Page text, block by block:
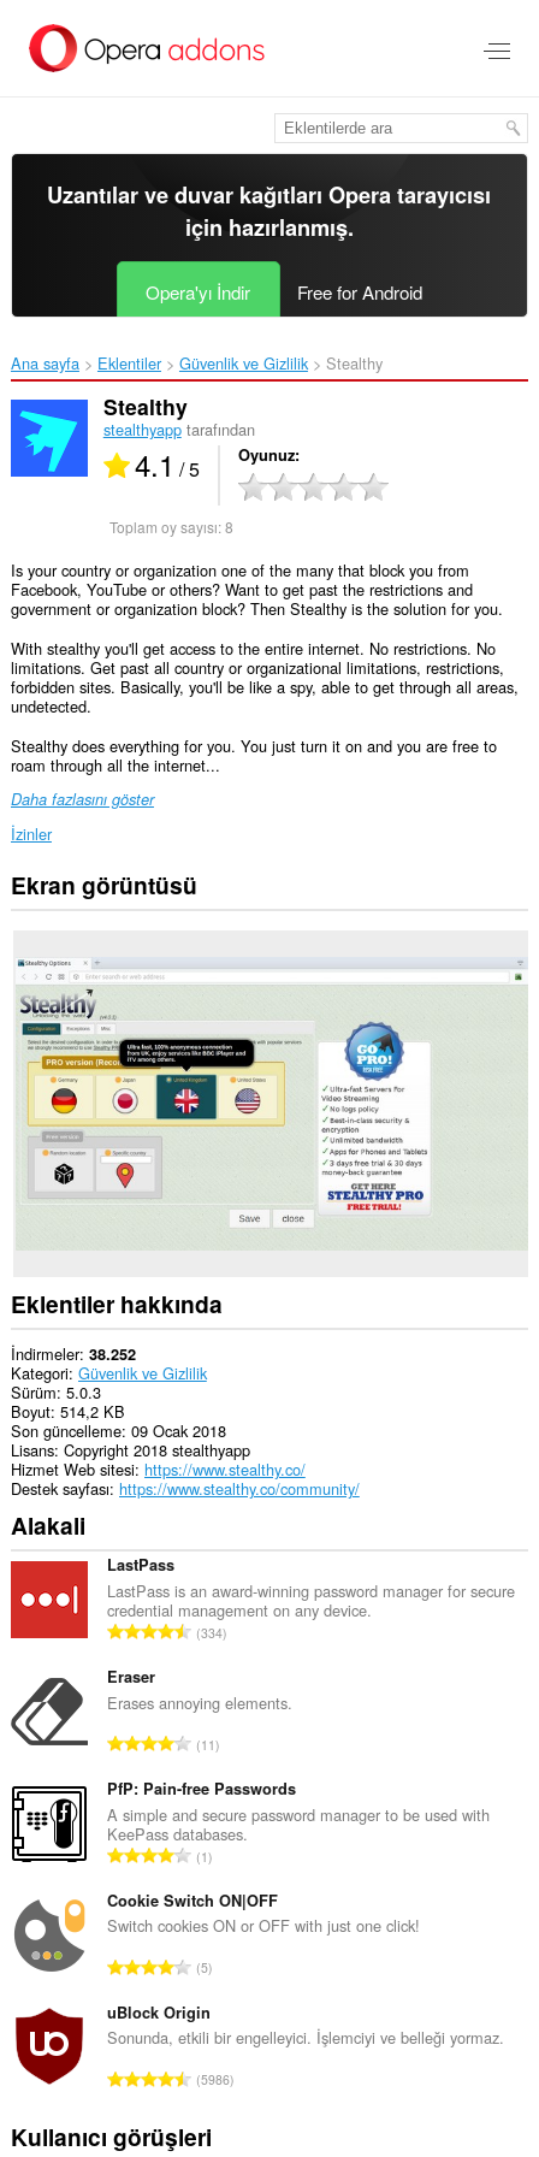
içeriğe
Uzantılar ve duvar kağıtlarıOpera tarayıcısı
için hazırlanmış.
Opera'yı İndir Free for Android
Ana sayfa Eklentiler Güvenlik ve Gizlilik Stealthy‎
Stealthy
stealthyapptarafından
4.1 / 5 Oyunuz
Toplam oy sayısı:8
Is your country or organization one of the many that block you from
Facebook, YouTube or others? Want to get past the restrictions and
government or organization block? Then Stealthy is the solution for you.
With stealthy you'll get access to the entire internet. No restrictions. No
limitations. Get past all country or organizational limitations, restrictions,
forbidden sites. Basically, you'll be like a spy, able to get through all areas,
undetected.
Stealthy does everything for you. You just turn it on and you are free to
roam through all the internet...
Daha fazlasını göster
İzinler
Bu
eklenti,
sitelerindeki
verilerinize
erişebilir.
Bu
eklenti,
vekil
sunucusu
ayarlarınıza
erişebilir.
Ekran görüntüsü
Eklentiler hakkında
İndirmeler 38.252
Kategori Güvenlik ve Gizlilik
Sürüm 5.0.3
Boyut 514,2 KB
Son güncelleme 09 Ocak 2018
Lisans Copyright 2018 stealthyapp
Hizmet Web sitesi https://www.stealthy.co/
Destek sayfası https://www.stealthy.co/community/
Alakali
LastPass
LastPass is an award-winning password manager for secure
credential management on any device.
T
l
m
y
s
a
y
ı
s
:
334
Eraser
Erases annoying elements.
T
p
l
a
m
y
s
a
y
ı
s
:
11
PfP: Pain-free Passwords
A simple and secure password manager to be used with
KeePass databases.
T
p
l
m
y
s
a
y
s
1
Cookie Switch ON|OFF
Switch cookies ON or OFF with just one click!
T
p
l
m
y
5
uBlock Origin
Sonunda, etkili bir engelleyici. İşlemciyi ve belleği yormaz.
T
l
5986
Kullanıcı görüşleri